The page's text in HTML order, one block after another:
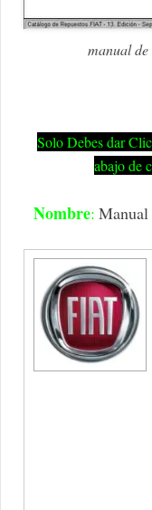
manual
Solo Debes dar
abajo de
Nombre: